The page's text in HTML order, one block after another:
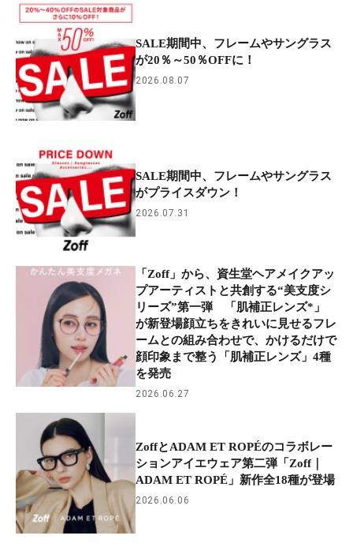
SALE期間中、フレームやサングラス
が20％～50％OFFに！
2026.08.07
SALE期間中、フレームやサングラス
がプライスダウン！
2026.07.31
「Zoff」から、資生堂ヘアメイクアッ
プアーティストと共創する“美支度シ
リーズ”第一弾 「肌補正レンズ*」
が新登場顔立ちをきれいに見せるフレ
ームとの組み合わせで、かけるだけで
顔印象まで整う「肌補正レンズ」4種
を発売
2026.06.27
ZoffとADAM ET ROPÉのコラボレー
ションアイエウェア第二弾「Zoff｜
ADAM ET ROPÉ」新作全18種が登場
2026.06.06